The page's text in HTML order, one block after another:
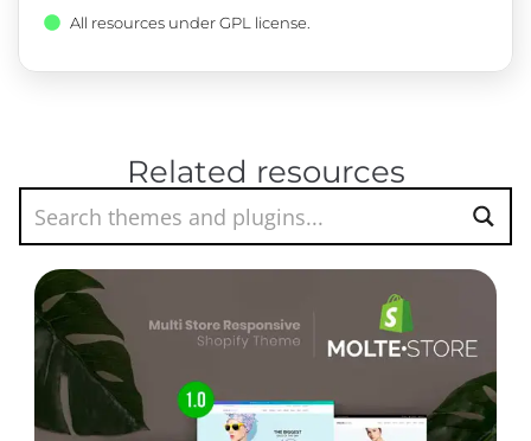
All resources under GPL license.
Related resources